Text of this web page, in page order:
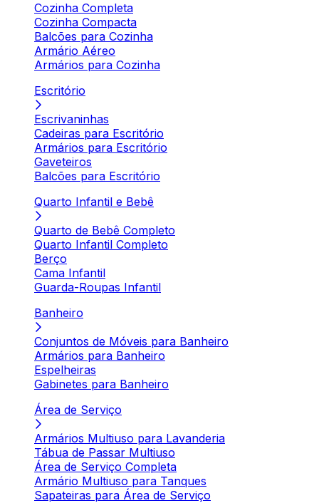
Cozinha Completa
Cozinha Compacta
Balcões para Cozinha
Armário Aéreo
Armários para Cozinha
Escritório
Escrivaninhas
Cadeiras para Escritório
Armários para Escritório
Gaveteiros
Balcões para Escritório
Quarto Infantil e Bebê
Quarto de Bebê Completo
Quarto Infantil Completo
Berço
Cama Infantil
Guarda-Roupas Infantil
Banheiro
Conjuntos de Móveis para Banheiro
Armários para Banheiro
Espelheiras
Gabinetes para Banheiro
Área de Serviço
Armários Multiuso para Lavanderia
Tábua de Passar Multiuso
Área de Serviço Completa
Armário Multiuso para Tanques
Sapateiras para Área de Serviço